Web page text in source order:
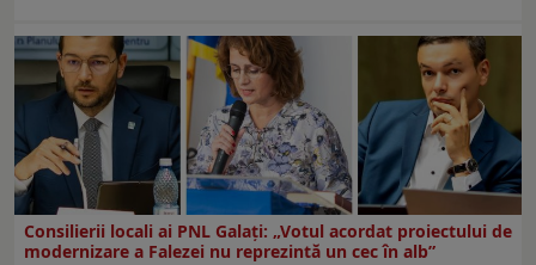
Consilierii locali ai PNL Galaţi: „Votul acordat proiectului de
modernizare a Falezei nu reprezintă un cec în alb”